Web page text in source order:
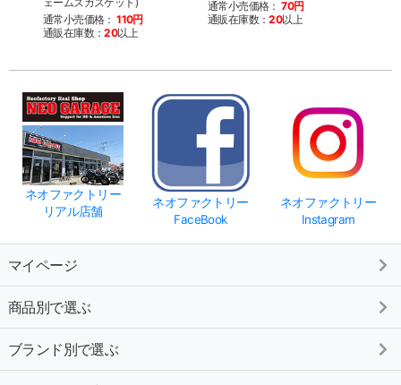
通常小売価格： 110円
通販在庫数：20以上
通常小売価格： 70円
通販在庫数：20以上
ネオファクトリー
リアル店舗
ネオファクトリー
FaceBook
ネオファクトリー
Instagram
マイページ
商品別で選ぶ
ブランド別で選ぶ